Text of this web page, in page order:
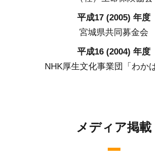
平成17 (2005) 年度
宮城県共同募金会
平成16 (2004) 年度
NHK厚生文化事業団「わか
メディア掲載